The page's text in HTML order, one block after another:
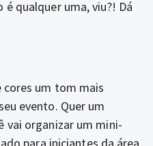
qualquer uma, viu?! Dá
um tom mais
evento. Quer um
vai organizar um mini-
para iniciantes da área.